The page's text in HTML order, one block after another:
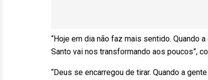
“Hoje em dia não faz mais sentido. Quando
Santo vai nos transformando aos poucos”,
“Deus se encarregou de tirar. Quando a